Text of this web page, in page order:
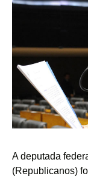
A deputada
(Republicanos)